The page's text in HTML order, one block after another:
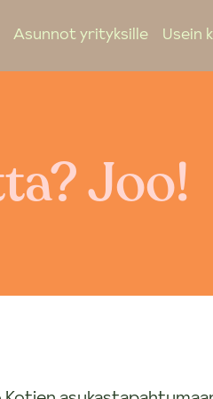
Asunnot yrityksille Usein
Joo!